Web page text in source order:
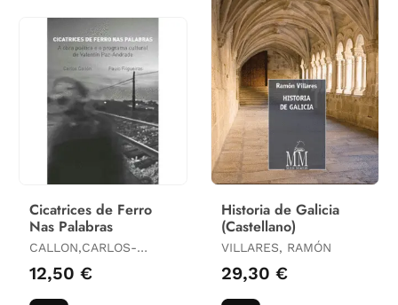
Cicatrices de Ferro
Nas Palabras
CALLON,CARLOS-
12,50 €
Historia de Galicia
(Castellano)
VILLARES, RAMÓN
29,30 €